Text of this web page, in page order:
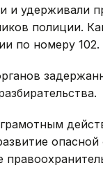
и удерживали
полиции.
по номеру 102.